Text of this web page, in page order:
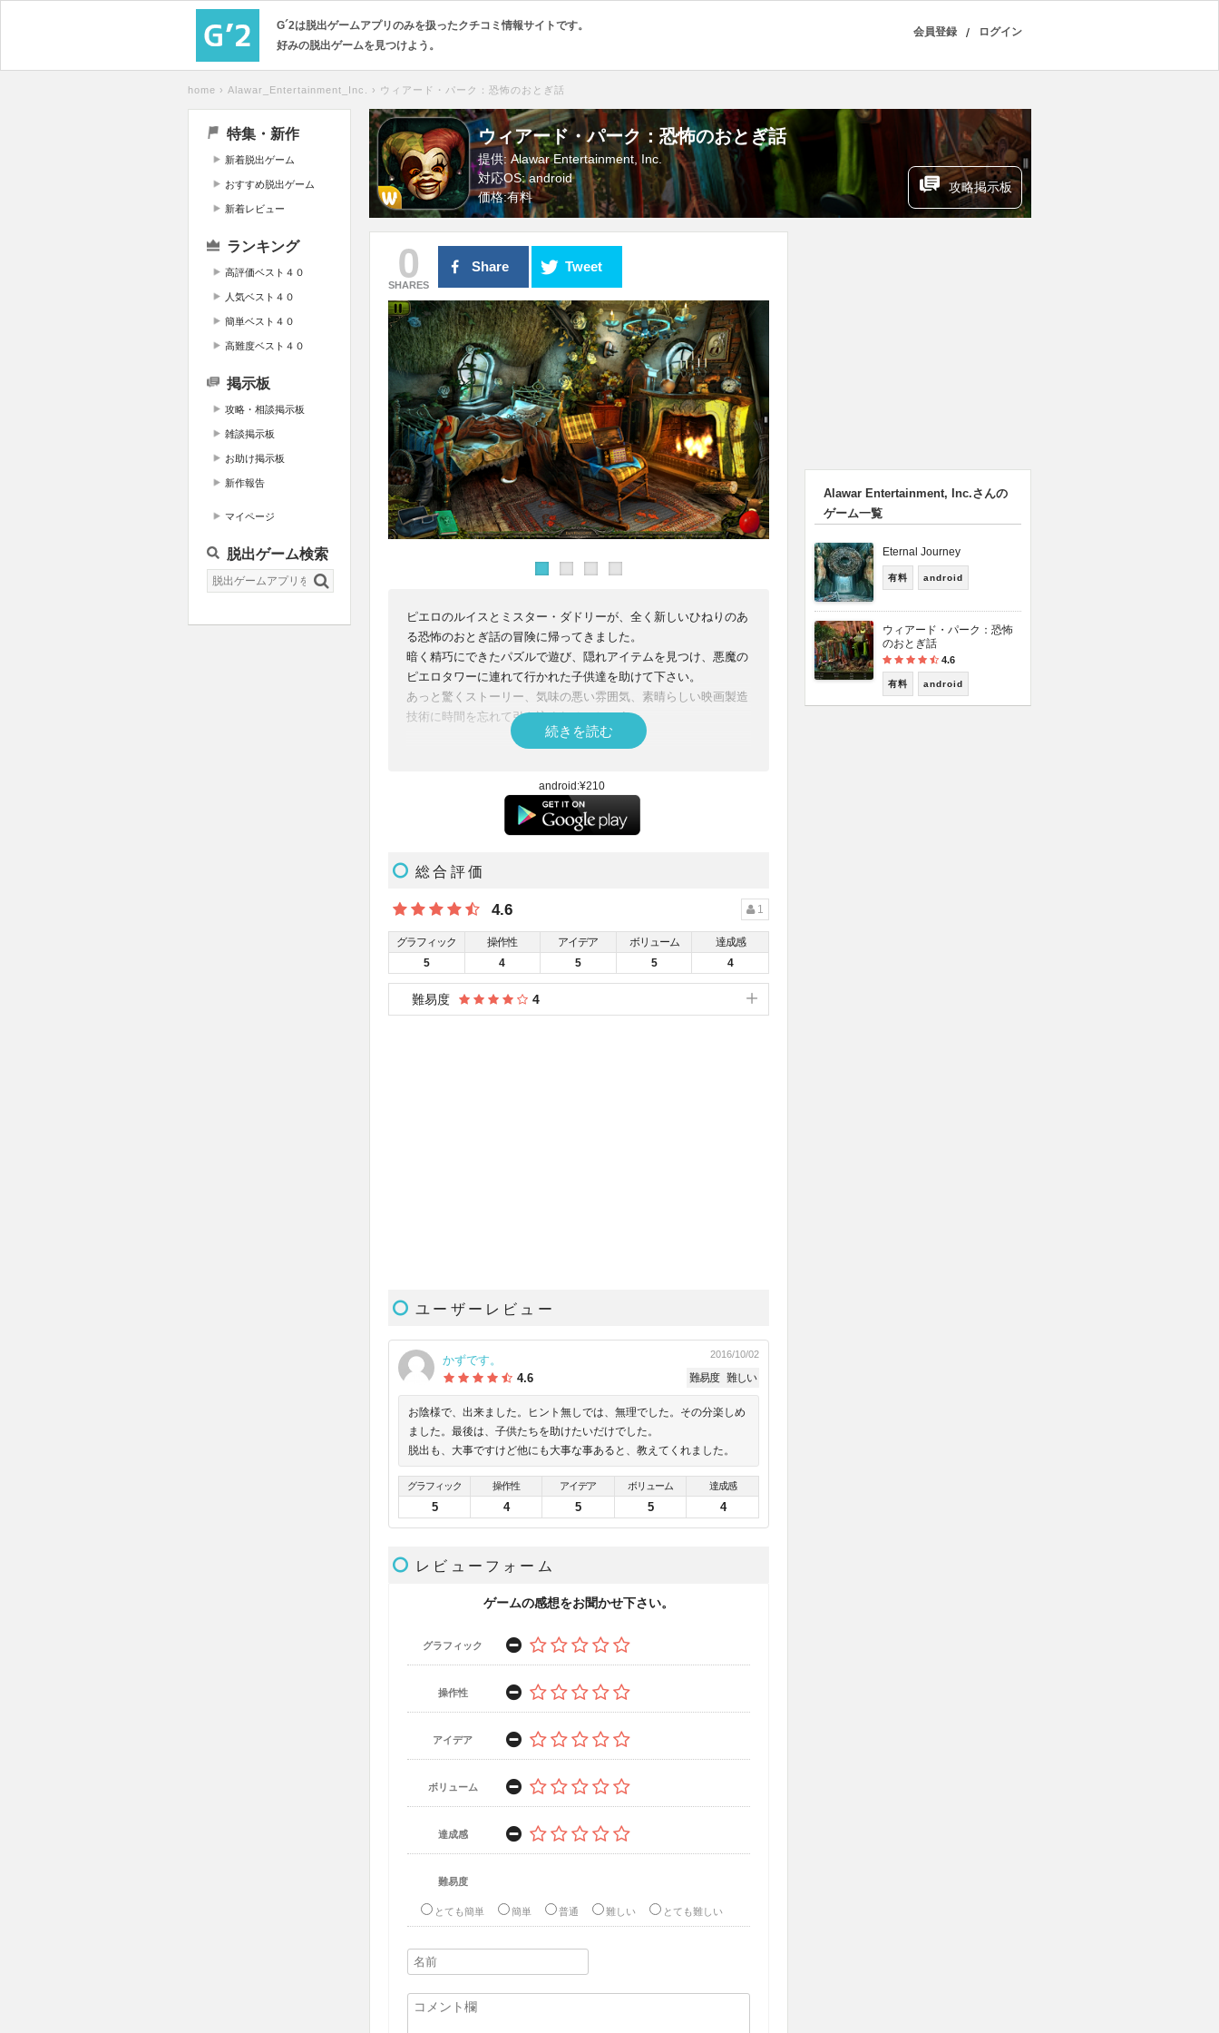
G´2は脱出ゲームアプリのみを扱ったクチコミ情報サイトです。
好みの脱出ゲームを見つけよう。
ログイン
/
会員登録
home › Alawar_Entertainment_Inc. › ウィアード・パーク：恐怖のおとぎ話
特集・新作
新着脱出ゲーム
おすすめ脱出ゲーム
新着レビュー
ランキング
高評価ベスト４０
人気ベスト４０
簡単ベスト４０
高難度ベスト４０
掲示板
攻略・相談掲示板
雑談掲示板
お助け掲示板
新作報告
マイページ
脱出ゲーム検索
ウィアード・パーク：恐怖のおとぎ話
提供: Alawar Entertainment, Inc.
対応OS: android
価格:有料
攻略掲示板
0
SHARES
Share Tweet
ピエロのルイスとミスター・ダドリーが、全く新しいひねりのあ
る恐怖のおとぎ話の冒険に帰ってきました。
暗く精巧にできたパズルで遊び、隠れアイテムを見つけ、悪魔の
ピエロタワーに連れて行かれた子供達を助けて下さい。
あっと驚くストーリー、気味の悪い雰囲気、素晴らしい映画製造
技術に時間を忘れて引き込まれるでしょう。
続きを読む
android:¥210
総合評価
4.6 1
グラフィック
5
操作性
4
アイデア
5
ボリューム
5
達成感
4
難易度 4
ユーザーレビュー
かずです。 2016/10/02
お陰様で、出来ました。ヒント無しでは、無理でした。その分楽しめ
ました。最後は、子供たちを助けたいだけでした。
脱出も、大事ですけど他にも大事な事あると、教えてくれました。
4.6
グラフィック
5
操作性
4
アイデア
5
ボリューム
5
達成感
4
難易度 難しい
レビューフォーム
ゲームの感想をお聞かせ下さい。
グラフィック
操作性
アイデア
ボリューム
達成感
難易度
とても簡単 簡単 普通 難しい とても難しい
Alawar Entertainment, Inc.さんの
ゲーム一覧
Eternal Journey
有料 android
ウィアード・パーク：恐怖
のおとぎ話
4.6
有料 android